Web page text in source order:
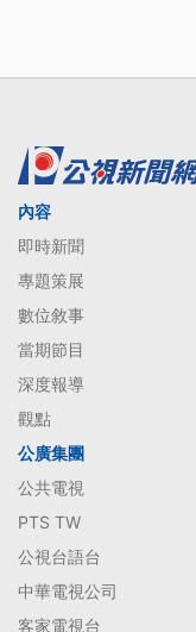
內容
即時新聞
專題策展
數位敘事
當期節目
深度報導
觀點
公廣集團
公共電視
PTS TW
公視台語台
中華電視公司
客家電視台